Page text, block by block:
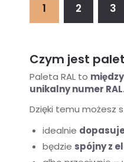
1 2 3
Czym jest
Paleta RAL to
unikalny numer
Dzięki temu możesz
idealnie
będzie spójny z